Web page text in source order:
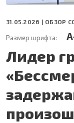
31.05.2026 | ОБЗОР
Размер шрифта:
Лидер